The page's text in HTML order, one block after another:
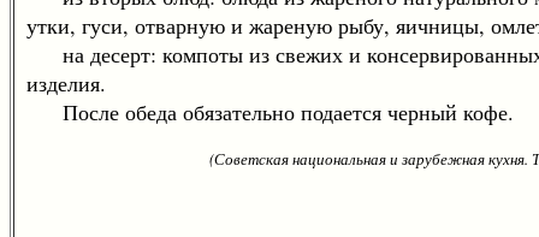
утки, гуси, отварную и жареную рыбу, яичницы,
на десерт: компоты из свежих и
изделия.
После обеда обязательно подается черный кофе.
(Советская национальная и зарубежная